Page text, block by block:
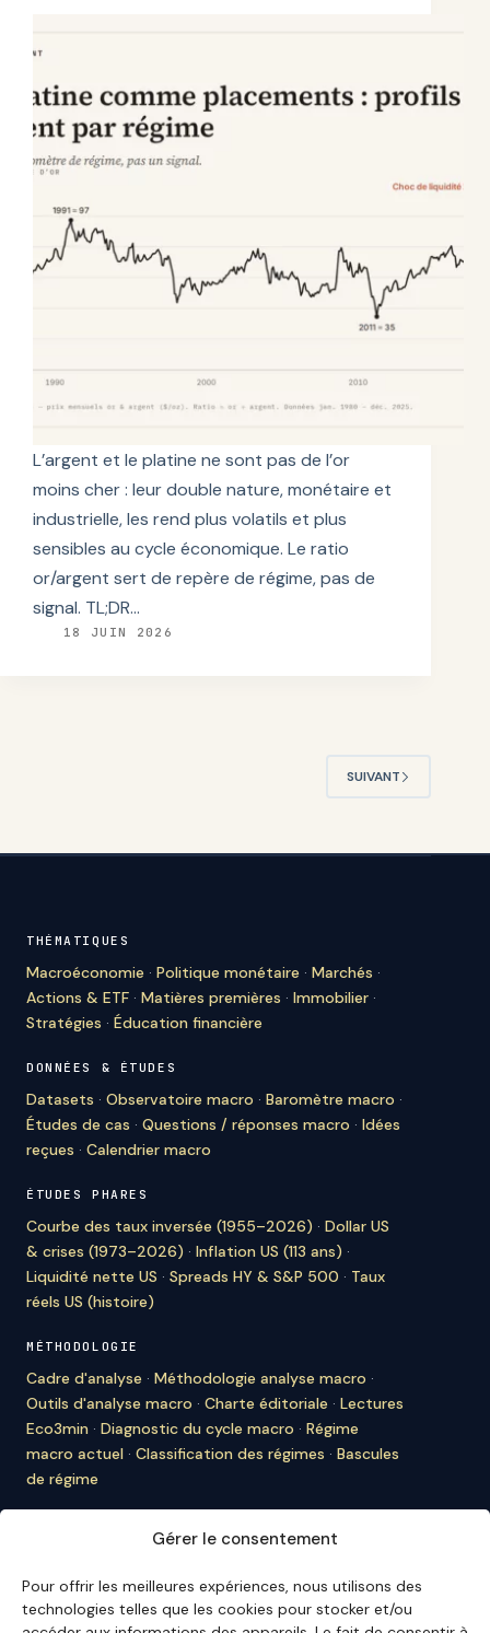
Gérer le consentement
Pour offrir les meilleures expériences, nous utilisons des
technologies telles que les cookies pour stocker et/ou
L’argent et le platine ne sont pas de l’or
moins cher : leur double nature, monétaire et
industrielle, les rend plus volatils et plus
sensibles au cycle économique. Le ratio
or/argent sert de repère de régime, pas de
signal. TL;DR…
18 JUIN 2026
SUIVANT
THÉMATIQUES
Macroéconomie · Politique monétaire · Marchés ·
Actions & ETF · Matières premières · Immobilier ·
Stratégies · Éducation financière
DONNÉES & ÉTUDES
Datasets · Observatoire macro · Baromètre macro ·
Études de cas · Questions / réponses macro · Idées
reçues · Calendrier macro
ÉTUDES PHARES
Courbe des taux inversée (1955–2026) · Dollar US
& crises (1973–2026) · Inflation US (113 ans) ·
Liquidité nette US · Spreads HY & S&P 500 · Taux
réels US (histoire)
MÉTHODOLOGIE
Cadre d'analyse · Méthodologie analyse macro ·
Outils d'analyse macro · Charte éditoriale · Lectures
Eco3min · Diagnostic du cycle macro · Régime
macro actuel · Classification des régimes · Bascules
de régime
nous citent· Mentions légales·Contact
ENGLISH VERSION